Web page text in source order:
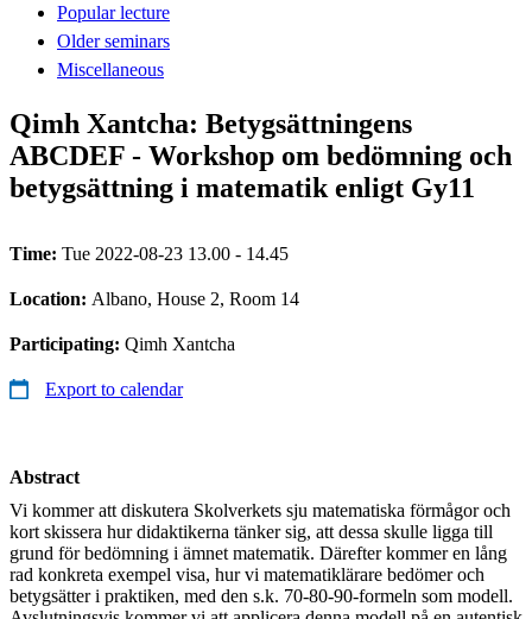
Popular lecture
Older seminars
Miscellaneous
Qimh Xantcha: Betygsättningens
ABCDEF - Workshop om bedömning och
betygsättning i matematik enligt Gy11
Time: Tue 2022-08-23 13.00 - 14.45
Location: Albano, House 2, Room 14
Participating: Qimh Xantcha
Export to calendar
Abstract
Vi kommer att diskutera Skolverkets sju matematiska förmågor och
kort skissera hur didaktikerna tänker sig, att dessa skulle ligga till
grund för bedömning i ämnet matematik. Därefter kommer en lång
rad konkreta exempel visa, hur vi matematiklärare bedömer och
betygsätter i praktiken, med den s.k. 70-80-90-formeln som modell.